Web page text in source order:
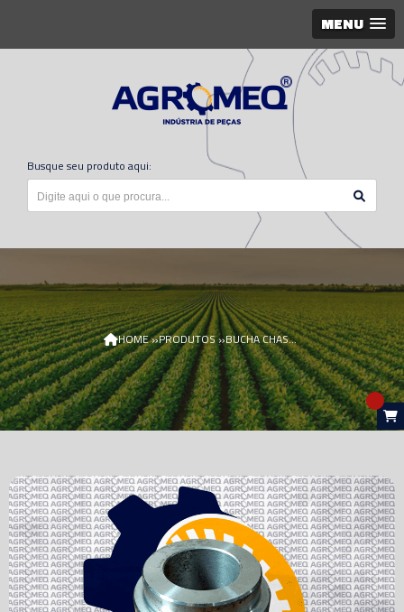
MENU
Busque seu produto aqui:
HOME»PRODUTOS» BUCHA CHASSI 4630 60 X 32 X 35 005468/AGR